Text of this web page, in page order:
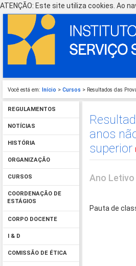
ATENÇÃO: Este site utiliza cookies. Ao
Você está em: Início > Cursos > Resultados das
REGULAMENTOS
NOTÍCIAS
HISTÓRIA
ORGANIZAÇÃO
CURSOS
COORDENAÇÃO DE
ESTÁGIOS
CORPO DOCENTE
I & D
COMISSÃO DE ÉTICA
anos
superior
Ano
Pauta de